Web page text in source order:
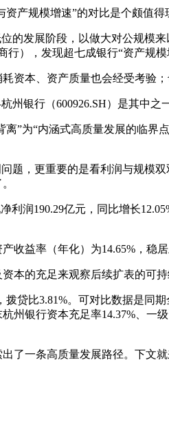
产规模增速”的对比是个颇值得
的发展阶段，以做大对公规模
），发现超七成银行“资产规模
资本、资产质量也会经受考验
银行（600926.SH）是其中之一
”为“内涵式高质量发展的临
题，更重要的是看利润与规模
利润190.29亿元，同比增长
收益率（年化）为14.65%，稳居
本的充足来观察后续扩表的可持
贷比3.81%。可对比数据是同
银行资本充足率14.37%、一
了一条高质量发展路径。下文就